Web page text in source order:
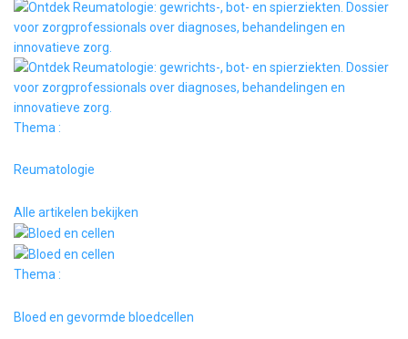
Thema :
Reumatologie
Alle artikelen bekijken
Thema :
Bloed en gevormde bloedcellen